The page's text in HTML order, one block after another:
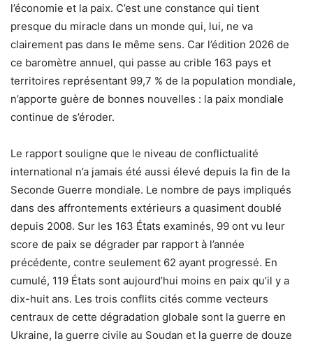
l’économie et la paix. C’est une constance qui tient
presque du miracle dans un monde qui, lui, ne va
clairement pas dans le même sens. Car l’édition 2026 de
ce baromètre annuel, qui passe au crible 163 pays et
territoires représentant 99,7 % de la population mondiale,
n’apporte guère de bonnes nouvelles : la paix mondiale
continue de s’éroder.
Le rapport souligne que le niveau de conflictualité
international n’a jamais été aussi élevé depuis la fin de la
Seconde Guerre mondiale. Le nombre de pays impliqués
dans des affrontements extérieurs a quasiment doublé
depuis 2008. Sur les 163 États examinés, 99 ont vu leur
score de paix se dégrader par rapport à l’année
précédente, contre seulement 62 ayant progressé. En
cumulé, 119 États sont aujourd’hui moins en paix qu’il y a
dix-huit ans. Les trois conflits cités comme vecteurs
centraux de cette dégradation globale sont la guerre en
Ukraine, la guerre civile au Soudan et la guerre de douze